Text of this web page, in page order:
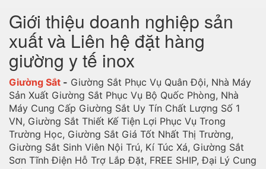
Giới thiệu doanh nghiệp sản
xuất và Liên hệ đặt hàng
giường y tế inox
Giường Sắt - Giường Sắt Phục Vụ Quân Đội, Nhà Máy
Sản Xuất Giường Sắt Phục Vụ Bộ Quốc Phòng, Nhà
Máy Cung Cấp Giường Sắt Uy Tín Chất Lượng Số 1
VN, Giường Sắt Thiết Kế Tiện Lợi Phục Vụ Trong
Trường Học, Giường Sắt Giá Tốt Nhất Thị Trường,
Giường Sắt Sinh Viên Nội Trú, Kí Túc Xá, Giường Sắt
Sơn Tĩnh Điện Hỗ Trợ Lắp Đặt, FREE SHIP, Đại Lý Cung